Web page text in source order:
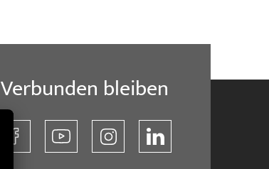
Verbunden bleiben